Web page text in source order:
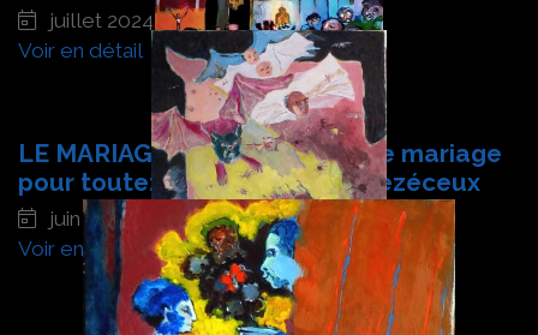
juillet 2024
Voir en détail
LE MARIAGE POUR TOUTES. Le mariage
pour toutezétous et pour cellezéceux
juin 2024
Voir en détail